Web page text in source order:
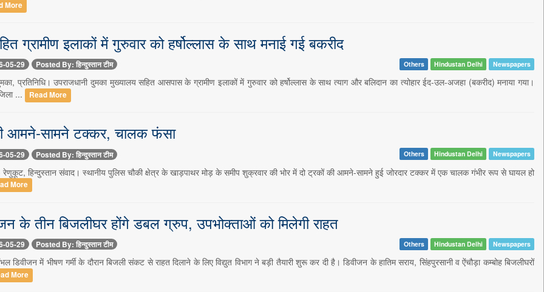
More
ग्रामीण इलाकों में गुरुवार को हर्षोल्लास के साथ मनाई गई बकरीद
05-29 Posted By: हिन्दुस्तान टीम Others Hindustan Delhi Newspapers
प्रतिनिधि। उपराजधानी दुमका मुख्यालय सहित आसपास के ग्रामीण इलाकों में गुरुवार को हर्षोल्लास के साथ त्याग और बलिदान का त्योहार ईद-उल-अजहा (बकरीद) मनाया गया।
...
Read More
आमने-सामने टक्कर, चालक फंसा
05-29 Posted By: हिन्दुस्तान टीम Others Hindustan Delhi Newspapers
हिन्दुस्तान संवाद। स्थानीय पुलिस चौकी क्षेत्र के खाड़पाथर मोड़ के समीप शुक्रवार की भोर में दो ट्रकों की आमने-सामने हुई जोरदार टक्कर में एक चालक गंभीर रूप से घायल हो
More
के तीन बिजलीघर होंगे डबल ग्रुप, उपभोक्ताओं को मिलेगी राहत
05-29 Posted By: हिन्दुस्तान टीम Others Hindustan Delhi Newspapers
में भीषण गर्मी के दौरान बिजली संकट से राहत दिलाने के लिए विद्युत विभाग ने बड़ी तैयारी शुरू कर दी है। डिवीजन के हातिम सराय, सिंहपुरसानी व ऐंचौड़ा कम्बोह बिजलीघरों
More